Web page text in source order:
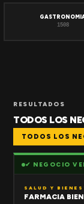
1508
RESULTADOS
TODOS LOS
TODOS LOS
✔ NEGOCIO
SALUD Y
FARMACIA